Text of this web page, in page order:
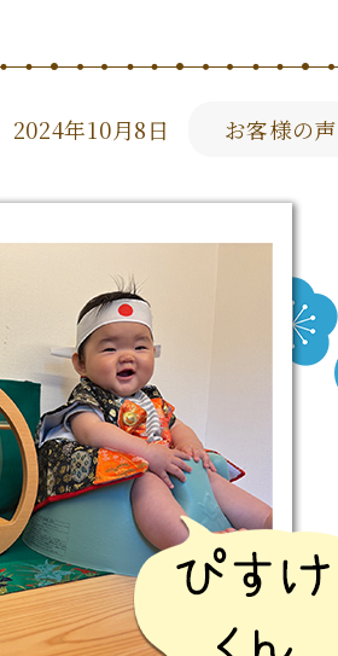
2024年10月8日 お客様の